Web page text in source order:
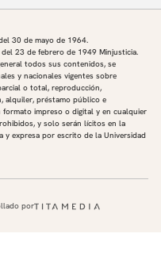
30 de mayo de 1964.
23 de febrero de 1949 Minjusticia.
todos sus contenidos, se
y nacionales vigentes sobre
o total, reproducción,
alquiler, préstamo público e
impreso o digital y en cualquier
y solo serán lícitos en la
y expresa por escrito de la Universidad
por